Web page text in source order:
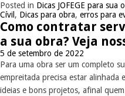
Posted in Dicas JOFEGE para sua
Cívil , Dicas para obra, erros para
Como contratar
a sua obra? Veja
5 de setembro de 2022
Para uma obra ser um completo
empreitada precisa estar alinhada
ideias e bons projetos, afinal